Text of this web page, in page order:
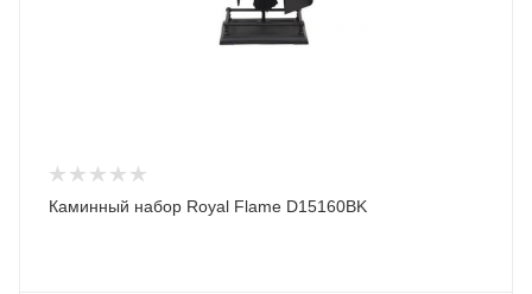
Каминный набор Royal Flame D15160BK